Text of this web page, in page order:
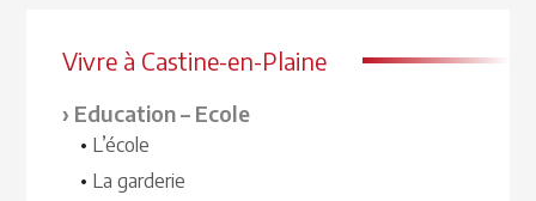
Vivre à Castine-en-Plaine
Education – Ecole
L’école
La garderie